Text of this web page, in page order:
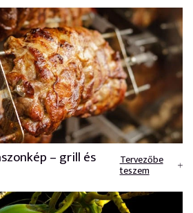
– grill és Tervezőbe
teszem